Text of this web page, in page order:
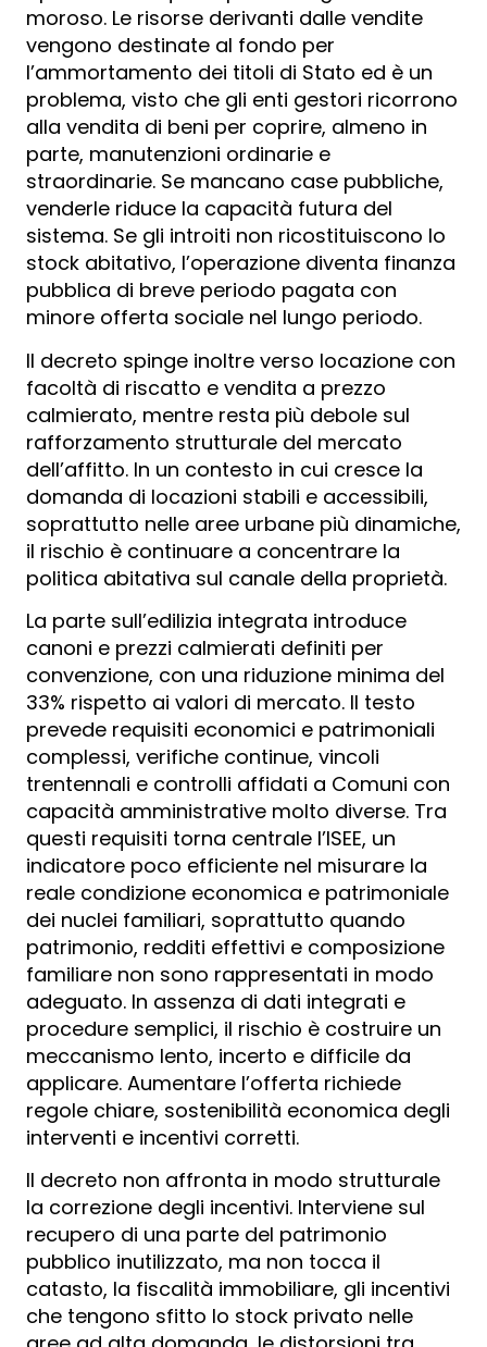
moroso. Le risorse derivanti dalle vendite
vengono destinate al fondo per
l’ammortamento dei titoli di Stato ed è un
problema, visto che gli enti gestori ricorrono
alla vendita di beni per coprire, almeno in
parte, manutenzioni ordinarie e
straordinarie. Se mancano case pubbliche,
venderle riduce la capacità futura del
sistema. Se gli introiti non ricostituiscono lo
stock abitativo, l’operazione diventa finanza
pubblica di breve periodo pagata con
minore offerta sociale nel lungo periodo.
Il decreto spinge inoltre verso locazione con
facoltà di riscatto e vendita a prezzo
calmierato, mentre resta più debole sul
rafforzamento strutturale del mercato
dell’affitto. In un contesto in cui cresce la
domanda di locazioni stabili e accessibili,
soprattutto nelle aree urbane più dinamiche,
il rischio è continuare a concentrare la
politica abitativa sul canale della proprietà.
La parte sull’edilizia integrata introduce
canoni e prezzi calmierati definiti per
convenzione, con una riduzione minima del
33% rispetto ai valori di mercato. Il testo
prevede requisiti economici e patrimoniali
complessi, verifiche continue, vincoli
trentennali e controlli affidati a Comuni con
capacità amministrative molto diverse. Tra
questi requisiti torna centrale l’ISEE, un
indicatore poco efficiente nel misurare la
reale condizione economica e patrimoniale
dei nuclei familiari, soprattutto quando
patrimonio, redditi effettivi e composizione
familiare non sono rappresentati in modo
adeguato. In assenza di dati integrati e
procedure semplici, il rischio è costruire un
meccanismo lento, incerto e difficile da
applicare. Aumentare l’offerta richiede
regole chiare, sostenibilità economica degli
interventi e incentivi corretti.
Il decreto non affronta in modo strutturale
la correzione degli incentivi. Interviene sul
recupero di una parte del patrimonio
pubblico inutilizzato, ma non tocca il
catasto, la fiscalità immobiliare, gli incentivi
che tengono sfitto lo stock privato nelle